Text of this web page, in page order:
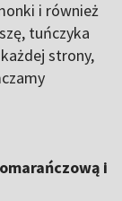
i również
tuńczyka
strony,
i